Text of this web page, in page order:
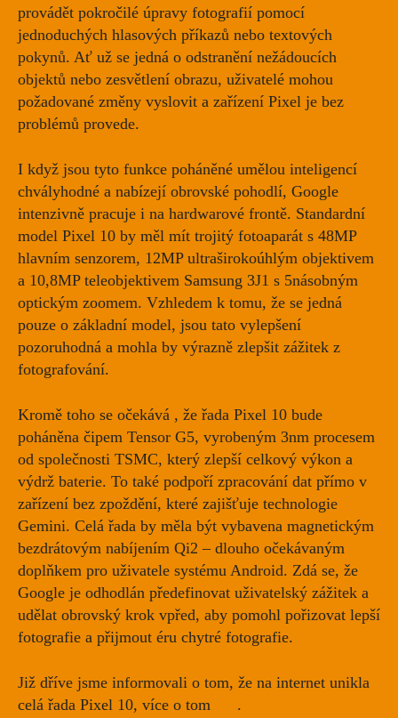
provádět pokročilé úpravy fotografií pomocí
jednoduchých hlasových příkazů nebo textových
pokynů. Ať už se jedná o odstranění nežádoucích
objektů nebo zesvětlení obrazu, uživatelé mohou
požadované změny vyslovit a zařízení Pixel je bez
problémů provede.
I když jsou tyto funkce poháněné umělou inteligencí
chvályhodné a nabízejí obrovské pohodlí, Google
intenzivně pracuje i na hardwarové frontě. Standardní
model Pixel 10 by měl mít trojitý fotoaparát s 48MP
hlavním senzorem, 12MP ultraširokoúhlým objektivem
a 10,8MP teleobjektivem Samsung 3J1 s 5násobným
optickým zoomem. Vzhledem k tomu, že se jedná
pouze o základní model, jsou tato vylepšení
pozoruhodná a mohla by výrazně zlepšit zážitek z
fotografování.
Kromě toho se očekává , že řada Pixel 10 bude
poháněna čipem Tensor G5, vyrobeným 3nm procesem
od společnosti TSMC, který zlepší celkový výkon a
výdrž baterie. To také podpoří zpracování dat přímo v
zařízení bez zpoždění, které zajišťuje technologie
Gemini. Celá řada by měla být vybavena magnetickým
bezdrátovým nabíjením Qi2 – dlouho očekávaným
doplňkem pro uživatele systému Android. Zdá se, že
Google je odhodlán předefinovat uživatelský zážitek a
udělat obrovský krok vpřed, aby pomohl pořizovat lepší
fotografie a přijmout éru chytré fotografie.
Již dříve jsme informovali o tom, že na internet unikla
celá řada Pixel 10, více o tom
.